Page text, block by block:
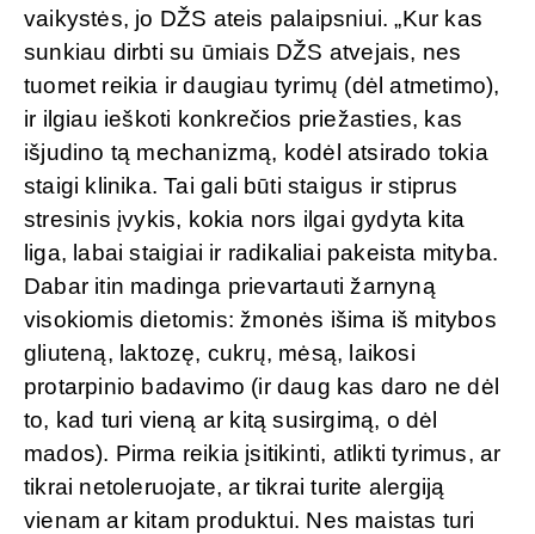
vaikystės, jo DŽS ateis palaipsniui. „Kur kas
sunkiau dirbti su ūmiais DŽS atvejais, nes
tuomet reikia ir daugiau tyrimų (dėl atmetimo),
ir ilgiau ieškoti konkrečios priežasties, kas
išjudino tą mechanizmą, kodėl atsirado tokia
staigi klinika. Tai gali būti staigus ir stiprus
stresinis įvykis, kokia nors ilgai gydyta kita
liga, labai staigiai ir radikaliai pakeista mityba.
Dabar itin madinga prievartauti žarnyną
visokiomis dietomis: žmonės išima iš mitybos
gliuteną, laktozę, cukrų, mėsą, laikosi
protarpinio badavimo (ir daug kas daro ne dėl
to, kad turi vieną ar kitą susirgimą, o dėl
mados). Pirma reikia įsitikinti, atlikti tyrimus, ar
tikrai netoleruojate, ar tikrai turite alergiją
vienam ar kitam produktui. Nes maistas turi